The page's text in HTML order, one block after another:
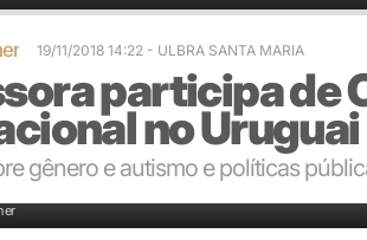
19/11/2018 14:22 - ULBRA SANTA MARIA
participa de
no Uruguai
gênero e autismo e políticas